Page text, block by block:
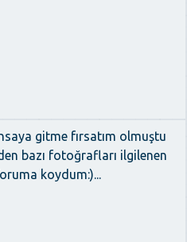
gitme fırsatım olmuştu
bazı fotoğrafları ilgilenen
koydum:)...